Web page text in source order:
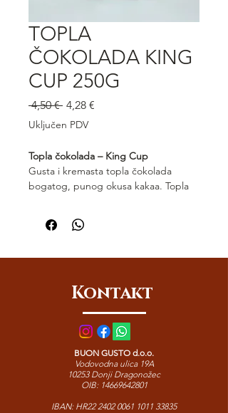
TOPLA
ČOKOLADA KING
CUP 250G
4,50 € Redovna
cijena
4,28 €
Uključen PDV
Topla čokolada – King Cup
Gusta i kremasta topla čokolada
bogatog, punog okusa kakaa. Topla
ravnotežu slatkoće i intenziteta, uz
baršunastu teksturu u svakoj šalici.
slatke pauze s pravim osjećajem
Kontakt
BUON GUSTO d.o.o.
Vodovodna ulica 19A
10253 Donji Dragonožec
OIB: 14669642801
IBAN: HR222402 0061 1011 33835